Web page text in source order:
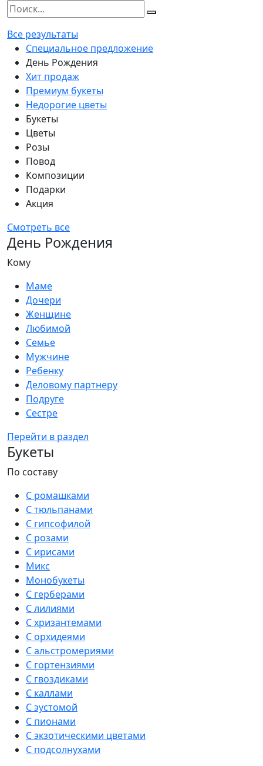
Все результаты
Специальное предложение
День Рождения
Хит продаж
Премиум букеты
Недорогие цветы
Букеты
Цветы
Розы
Повод
Композиции
Подарки
Акция
Смотреть все
День Рождения
Кому
Маме
Дочери
Женщине
Любимой
Семье
Мужчине
Ребенку
Деловому партнеру
Подруге
Сестре
Перейти в раздел
Букеты
По составу
С ромашками
С тюльпанами
С гипсофилой
С розами
С ирисами
Микс
Монобукеты
С герберами
С лилиями
С хризантемами
С орхидеями
С альстромериями
С гортензиями
С гвоздиками
С каллами
С эустомой
С пионами
С экзотическими цветами
С подсолнухами